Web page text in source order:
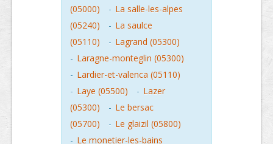
(05000)
- La salle-les-alpes
(05240)
- La saulce
(05110)
- Lagrand (05300)
- Laragne-monteglin (05300)
- Lardier-et-valenca (05110)
- Laye (05500) - Lazer
(05300)
- Le bersac
(05700)
- Le glaizil (05800)
- Le monetier-les-bains